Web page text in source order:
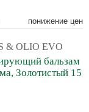
понижение цен
& OLIO EVO
бальзам
Золотистый 15